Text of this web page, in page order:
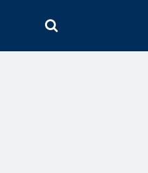
SEARCH